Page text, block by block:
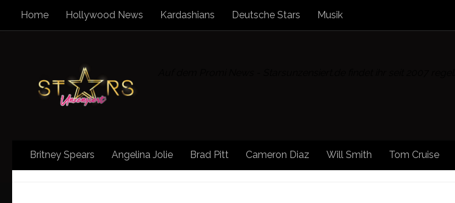
Zum Inhalt springen
Home Hollywood News Kardashians Deutsche Stars Musik
Britney Spears Angelina Jolie Brad Pitt Cameron Diaz Will Smith Tom Cruise